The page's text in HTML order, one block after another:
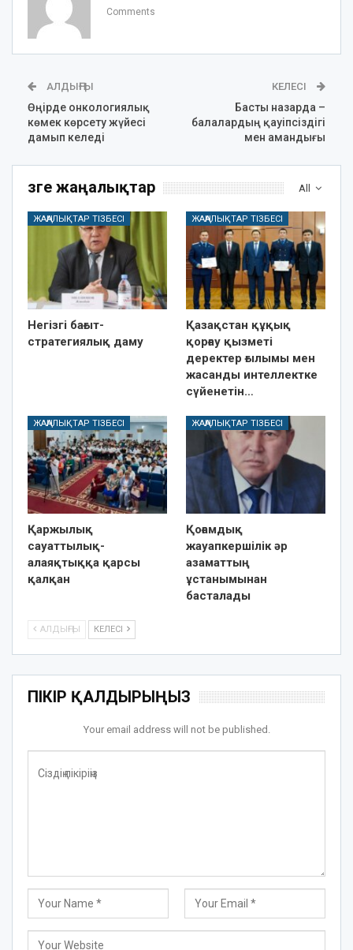
Comments
АЛДЫҢҒЫ
Өңірде онкологиялық
көмек көрсету жүйесі
дамып келеді
КЕЛЕСІ
Басты назарда –
балалардың қауіпсіздігі
мен амандығы
All
Өзге жаңалықтар
ЖАҢАЛЫҚТАР ТІЗБЕСІ
Негізгі бағыт-
стратегиялық даму
ЖАҢАЛЫҚТАР ТІЗБЕСІ
Қазақстан құқық
қорғау қызметі
деректер ғылымы мен
жасанды интеллектке
сүйенетін…
ЖАҢАЛЫҚТАР ТІЗБЕСІ
Қаржылық
сауаттылық-
алаяқтыққа қарсы
қалқан
ЖАҢАЛЫҚТАР ТІЗБЕСІ
Қоғамдық
жауапкершілік әр
азаматтың
ұстанымынан
басталады
АЛДЫҢҒЫ КЕЛЕСІ
ПІКІР ҚАЛДЫРЫҢЫЗ
Your email address will not be published.